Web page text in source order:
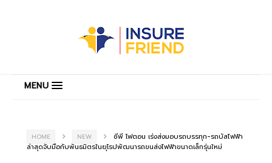
MENU
HOME NEW
ซีพี โฟตอน เร่งส่งมอบรถบรรทุก-รถบัสไฟฟ้า
ล่าสุดจับมือกับพันธมิตรในยุโรปพัฒนารถขนส่งไฟฟ้าขนาดเล็กรุ่นใหม่